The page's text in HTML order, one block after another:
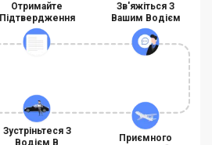
Отримайте
Підтвердження
Зв'яжіться З
Вашим Водієм
Зустріньтеся З
Водієм В
Приємного